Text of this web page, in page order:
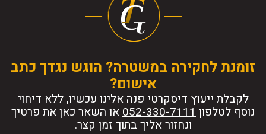
זומנת לחקירה במשטרה? הוגש נגדך כתב
אישום?
לקבלת ייעוץ דיסקרטי פנה אלינו עכשיו, ללא דיחוי
נוסף לטלפון או השאר כאן את פרטיך
ונחזור אליך בתוך זמן קצר.